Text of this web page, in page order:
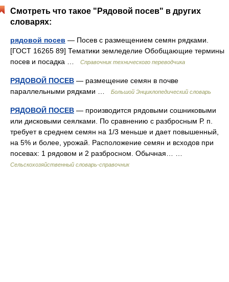
Смотреть что такое "Рядовой посев" в других
словарях:
рядовой посев — Посев с размещением семян рядками.
[ГОСТ 16265 89] Тематики земледелие Обобщающие термины
посев и посадка …
Справочник технического переводчика
РЯДОВОЙ ПОСЕВ — размещение семян в почве
параллельными рядками …
Большой Энциклопедический словарь
РЯДОВОЙ ПОСЕВ — производится рядовыми сошниковыми
или дисковыми сеялками. По сравнению с разбросным Р. п.
требует в среднем семян на 1/3 меньше и дает повышенный,
на 5% и более, урожай. Расположение семян и всходов при
посевах: 1 рядовом и 2 разбросном. Обычная… …
Сельскохозяйственный словарь-справочник